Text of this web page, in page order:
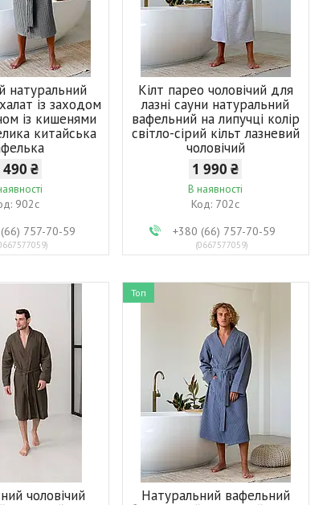
натуральний
із заходом
із кишенями
китайська
490 ₴
902с
757-70-59
Кілт парео чоловічий для
лазні сауни натуральний
вафельний на липучці колір
світло-сірий кільт лазневий
чоловічий
1 990 ₴
В наявності
702с
+380 (66) 757-70-59
0667577059
чоловічий
Топ
Натуральний вафельний